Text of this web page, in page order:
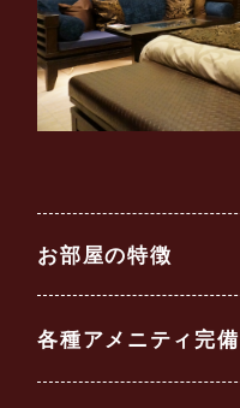
お部屋の特徴
各種アメニティ完備